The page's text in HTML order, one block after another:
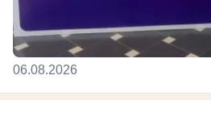
06.08.2026